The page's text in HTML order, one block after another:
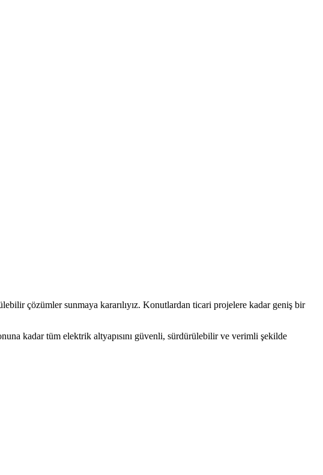
çözümler sunmaya kararılıyız. Konutlardan ticari projelere kadar geniş bir
kadar tüm elektrik altyapısını güvenli, sürdürülebilir ve verimli şekilde